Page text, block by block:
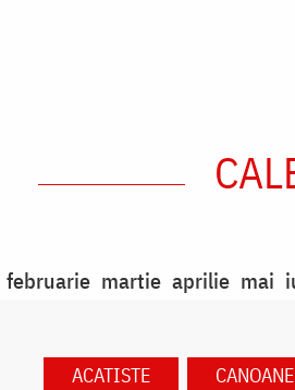
februarie martie aprilie mai
ACATISTE CANOANE